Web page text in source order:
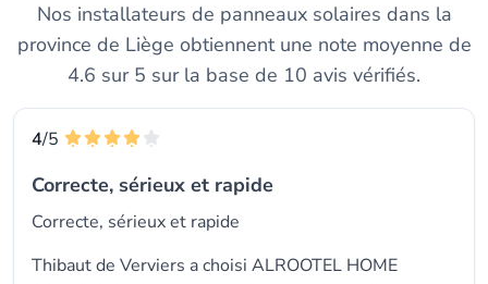
Nos installateurs de panneaux solaires dans la
province de Liège obtiennent une note moyenne de
4.6 sur 5 sur la base de 10 avis vérifiés.
4/5
Correcte, sérieux et rapide
Correcte, sérieux et rapide
Thibaut de Verviers a choisi ALROOTEL HOME